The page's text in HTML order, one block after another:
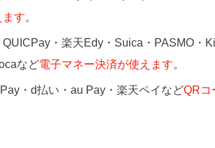
ます。
QUICPay・楽天Edy・Suica・PASMO・
など電子マネー決済が使えます。
・d払い・au Pay・楽天ペイなどQRコ